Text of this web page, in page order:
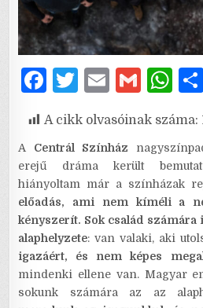
F
c
e
b
o
o
k
T
it
te
r
E
ai
l
G
ai
l
W
at
s
A
p
p
A cikk olvasóinak száma:
A Centrál Színház
erejű dráma került
hiányoltam már a színházak
előadás, ami nem kíméli a
kényszerít. Sok család számára
alaphelyzete: van valaki, aki
igazáért, és nem képes
mindenki ellene van. Magyar
sokunk számára az az